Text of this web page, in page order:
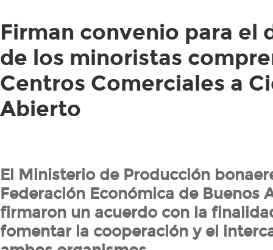
Firman convenio para el
de los minoristas
Centros Comerciales a
Abierto
El Ministerio de Producción
Federación Económica de Buenos
firmaron un acuerdo con la
fomentar la cooperación y el